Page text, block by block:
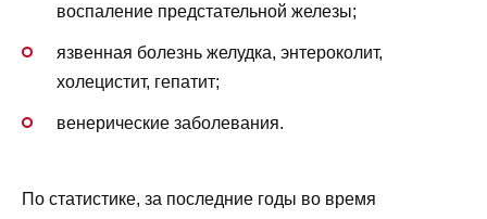
воспаление предстательной железы;
язвенная болезнь желудка, энтероколит,
холецистит, гепатит;
венерические заболевания.
По статистике, за последние годы во время